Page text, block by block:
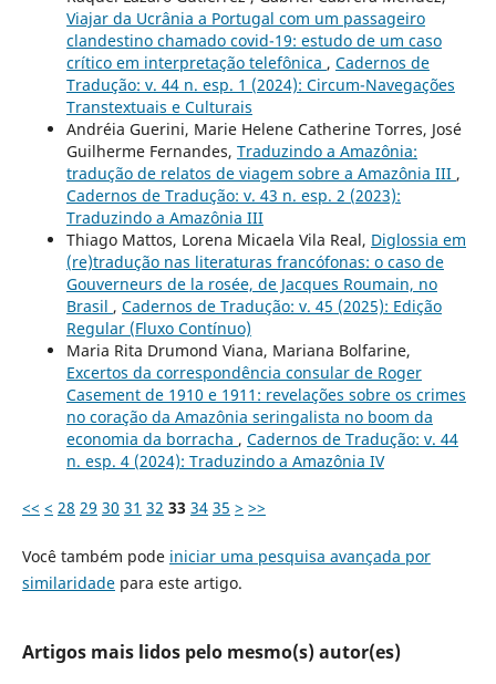
Viajar da Ucrânia a Portugal com um passageiro
clandestino chamado covid-19: estudo de um caso
crítico em interpretação telefônica , Cadernos de
Tradução: v. 44 n. esp. 1 (2024): Circum-Navegações
Transtextuais e Culturais
Andréia Guerini, Marie Helene Catherine Torres, José
Guilherme Fernandes, Traduzindo a Amazônia:
tradução de relatos de viagem sobre a Amazônia III ,
Cadernos de Tradução: v. 43 n. esp. 2 (2023):
Traduzindo a Amazônia III
Thiago Mattos, Lorena Micaela Vila Real, Diglossia em
(re)tradução nas literaturas francófonas: o caso de
Gouverneurs de la rosée, de Jacques Roumain, no
Brasil , Cadernos de Tradução: v. 45 (2025): Edição
Regular (Fluxo Contínuo)
Maria Rita Drumond Viana, Mariana Bolfarine,
Excertos da correspondência consular de Roger
Casement de 1910 e 1911: revelações sobre os crimes
no coração da Amazônia seringalista no boom da
economia da borracha , Cadernos de Tradução: v. 44
n. esp. 4 (2024): Traduzindo a Amazônia IV
<< < 28 29 30 31 32 33 34 35 > >>
Você também pode iniciar uma pesquisa avançada por
similaridadepara este artigo.
Artigos mais lidos pelo mesmo(s) autor(es)